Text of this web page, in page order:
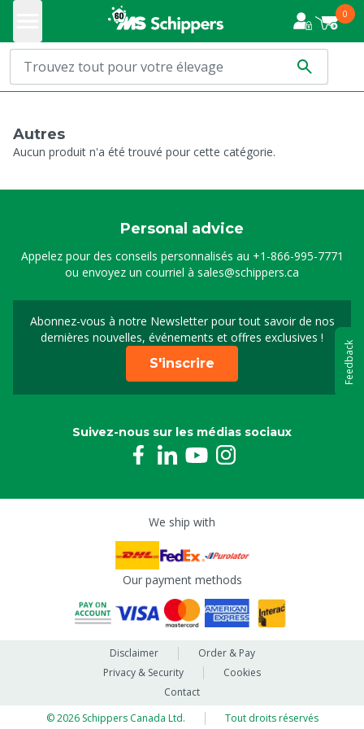
0
Autres
Aucun produit n'a été trouvé pour cette catégorie.
Personal advice
Appelez pour des conseils personnalisés au +1-866-995-7771
ou envoyez un courriel à sales@schippers.ca
Abonnez-vous à notre Newsletter pour tout savoir de nos
dernières nouvelles, événements et offres exclusives !
Sign up for our
S'inscrire
Suivez-nous sur les médias sociaux
We ship with
Our payment methods
Disclaimer
Order & Pay
Privacy & Security
Cookies
Contact
© 2026 Schippers Canada Ltd.
Tout droits réservés
Feedback